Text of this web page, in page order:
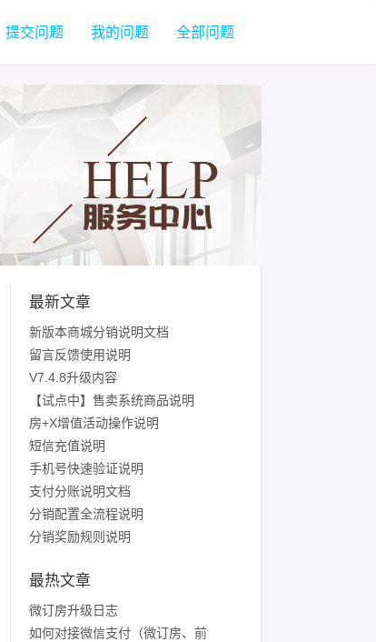
提交问题 我的问题 全部问题
最新文章
新版本商城分销说明文档
留言反馈使用说明
V7.4.8升级内容
【试点中】售卖系统商品说明
房+X增值活动操作说明
短信充值说明
手机号快速验证说明
支付分账说明文档
分销配置全流程说明
分销奖励规则说明
最热文章
微订房升级日志
如何对接微信支付（微订房、前